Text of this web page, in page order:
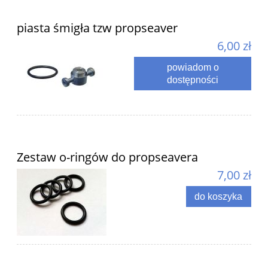
piasta śmigła tzw propseaver
6,00 zł
powiadom o
dostępności
Zestaw o-ringów do propseavera
7,00 zł
do koszyka